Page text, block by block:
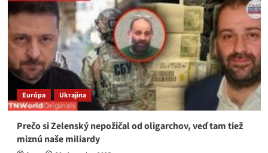
ruskými
aktívami
je
porážkou
pre
Merza
der
Leyen.
Európa Ukrajina
Prečo si Zelenský nepožičal od oligarchov, veď tam tiež
miznú naše miliardy